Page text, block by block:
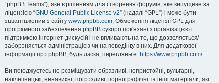
“phpBB Teams”), яке є рішенням для створення форумів, яке випущене за
ліцензією “GNU General Public License v2” (надалі “GPL”) і може бути
завантаженим з сайту www.phpbb.com. Обмеження ліцензії GPL для
програмного забезпечення phpBB суворо пов'язані з організацією і
підтримкою інтернет-дискусій і не впливають на те, що дозволяється/
забороняється адміністрацією чи на поведінку в них. Для додаткової
інформації про phpBB, будь ласка, перегляньте: https://www.phpbb.com/.
Ви погоджуєтесь не розміщувати образливі, непристойні, вульгарні,
наклепницькі, ненависні, погрозливі, порнографічні та інші матеріали, які